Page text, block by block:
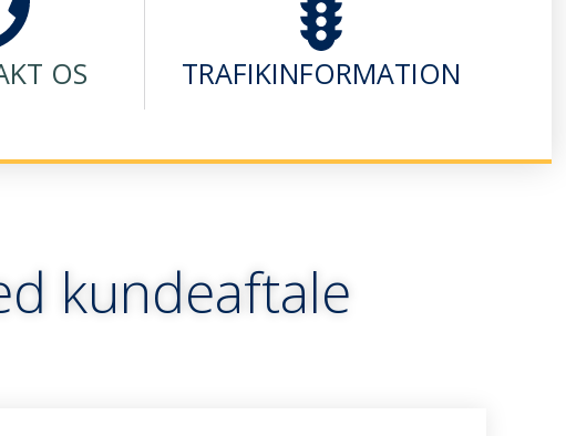
OS TRAFIKINFORMATION
kundeaftale